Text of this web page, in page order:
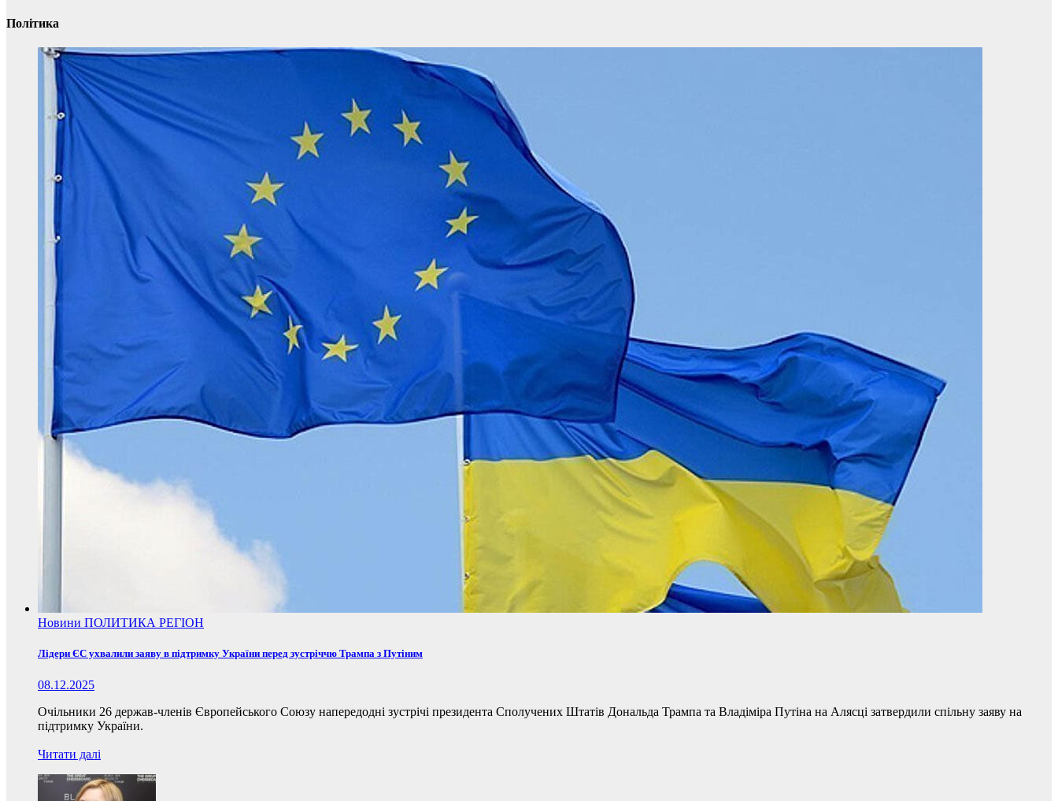
Політика
Новини ПОЛИТИКА РЕГІОН
Лідери ЄС ухвалили заяву в підтримку України перед зустріччю Трампа з Путіним
08.12.2025
Очільники 26 держав-членів Європейського Союзу напередодні зустрічі президента Сполучених Штатів Дональда Трампа та Владіміра Путіна на Алясці затвердили спільну заяву на
підтримку України.
Читати далі